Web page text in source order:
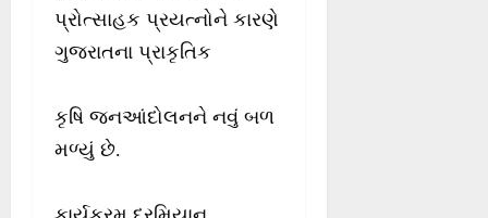
પ્રોત્સાહક પ્રયત્નોને કારણે
ગુજરાતના પ્રાકૃતિક
કૃષિ જનઆંદોલનને નવું બળ
મળ્યું છે.